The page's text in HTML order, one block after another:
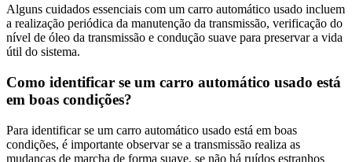
Alguns cuidados essenciais com um carro automático usado incluem
a realização periódica da manutenção da transmissão, verificação do
nível de óleo da transmissão e condução suave para preservar a vida
útil do sistema.
Como identificar se um carro automático usado está
em boas condições?
Para identificar se um carro automático usado está em boas
condições, é importante observar se a transmissão realiza as
mudanças de marcha de forma suave, se não há ruídos estranhos